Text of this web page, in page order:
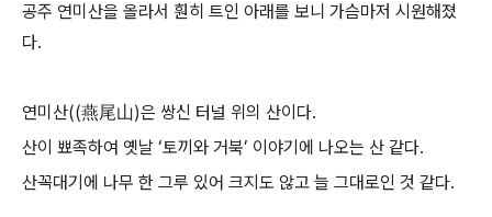
공주 연미산을 올라서 훤히 트인 아래를 보니 가슴마저 시원해졌
다.
연미산((燕尾山)은 쌍신 터널 위의 산이다.
산이 뾰족하여 옛날 ‘토끼와 거북’ 이야기에 나오는 산 같다.
산꼭대기에 나무 한 그루 있어 크지도 않고 늘 그대로인 것 같다.